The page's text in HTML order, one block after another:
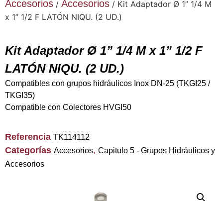
Accesorios / Accesorios / Kit Adaptador Ø 1” 1/4 M
x 1” 1/2 F LATÓN NIQU. (2 UD.)
Kit Adaptador Ø 1” 1/4 M x 1” 1/2 F
LATÓN NIQU. (2 UD.)
Compatibles con grupos hidráulicos Inox DN-25 (TKGI25 /
TKGI35)
Compatible con Colectores HVGI50
Referencia TK114112
Categorías Accesorios, Capitulo 5 - Grupos Hidráulicos y
Accesorios